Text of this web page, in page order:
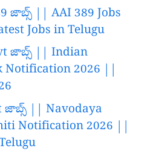
జాబ్స్ || AAI 389 Jobs
Jobs in Telugu
జాబ్స్ || Indian
Notification 2026 ||
|| Navodaya
Notification 2026 ||